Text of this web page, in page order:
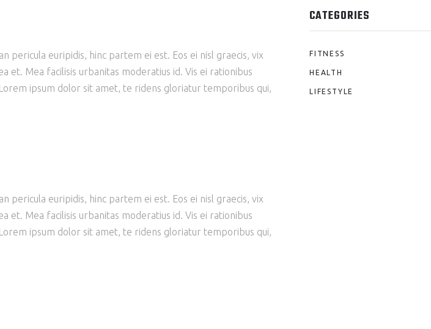
pericula euripidis, hinc partem ei est. Eos ei nisl graecis, vix
et. Mea facilisis urbanitas moderatius id. Vis ei rationibus
ipsum dolor sit amet, te ridens gloriatur temporibus qui,
pericula euripidis, hinc partem ei est. Eos ei nisl graecis, vix
et. Mea facilisis urbanitas moderatius id. Vis ei rationibus
ipsum dolor sit amet, te ridens gloriatur temporibus qui,
CATEGORIES
FITNESS
HEALTH
LIFESTYLE